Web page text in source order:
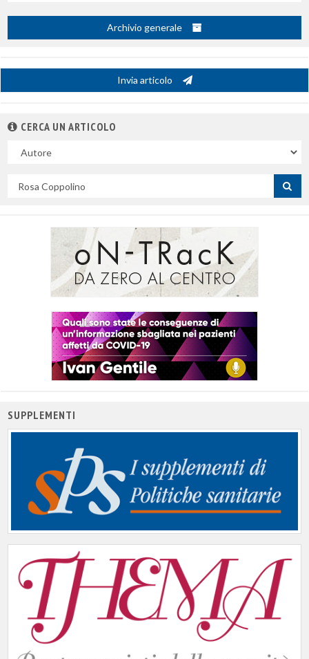
Archivio generale
Invia articolo
CERCA UN ARTICOLO
campo
per
SUPPLEMENTI